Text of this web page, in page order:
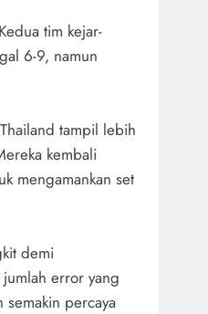
tim kejar-
6-9, namun
tampil lebih
kembali
mengamankan set
demi
error yang
semakin percaya